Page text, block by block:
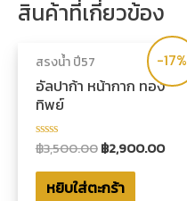
สินค้าที่เกี่ยวข้อง
-17%
สรงน้ำ ปี57
อัลปาก้า หน้ากาก ทอง
ทิพย์
ให้
คะแนน
0
ตั้งแต่
฿3,500.00฿2,900.00
หยิบใส่ตะกร้า